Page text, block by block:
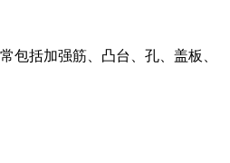
包括加强筋、凸台、孔、盖板、